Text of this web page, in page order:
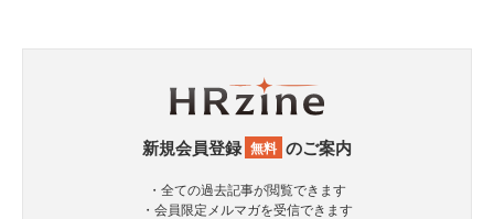
新規会員登録 無料 のご案内
・全ての過去記事が閲覧できます
・会員限定メルマガを受信できます